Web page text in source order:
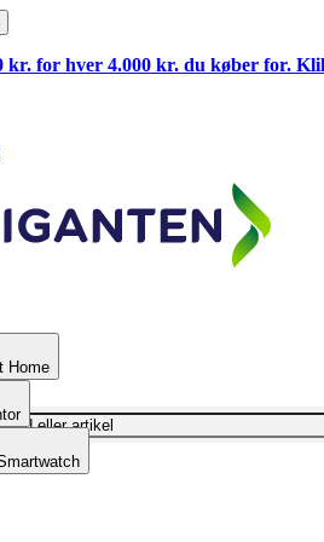
kr. for hver 4.000 kr. du køber for.
Home